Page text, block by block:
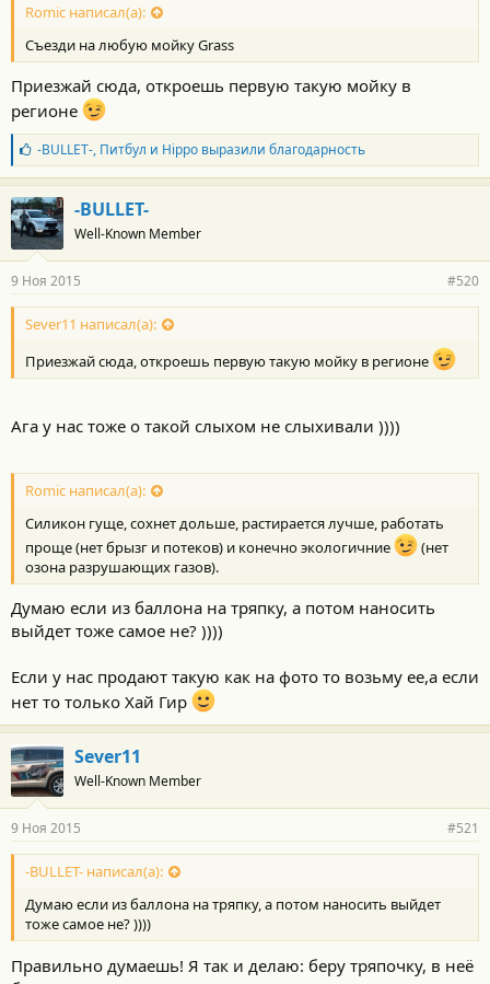
Romic написал(а):
Съезди на любую мойку Grass
Приезжай сюда, откроешь первую такую мойку в
регионе
Б
л
а
г
о
д
а
н
о
с
и
:
-BULLET-, Питбул и Hippoвыразили благодарность
-BULLET-
Well-Known Member
9 Ноя 2015 #520
Sever11 написал(а):
Приезжай сюда, откроешь первую такую мойку в регионе
Ага у нас тоже о такой слыхом не слыхивали ))))
Romic написал(а):
Силикон гуще, сохнет дольше, растирается лучше, работать
проще (нет брызг и потеков) и конечно экологичние
(нет
озона разрушающих газов).
Думаю если из баллона на тряпку, а потом наносить
выйдет тоже самое не? ))))
Если у нас продают такую как на фото то возьму ее,а если
нет то только Хай Гир
Sever11
Well-Known Member
9 Ноя 2015 #521
-BULLET- написал(а):
Думаю если из баллона на тряпку, а потом наносить выйдет
тоже самое не? ))))
Правильно думаешь! Я так и делаю: беру тряпочку, в неё